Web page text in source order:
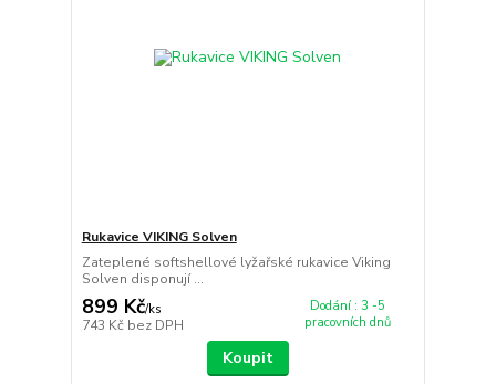
Rukavice VIKING Solven
Zateplené softshellové lyžařské rukavice Viking
Solven disponují ...
899 Kč/ks
743 Kč bez DPH
Dodání : 3 -5
pracovních dnů
Koupit